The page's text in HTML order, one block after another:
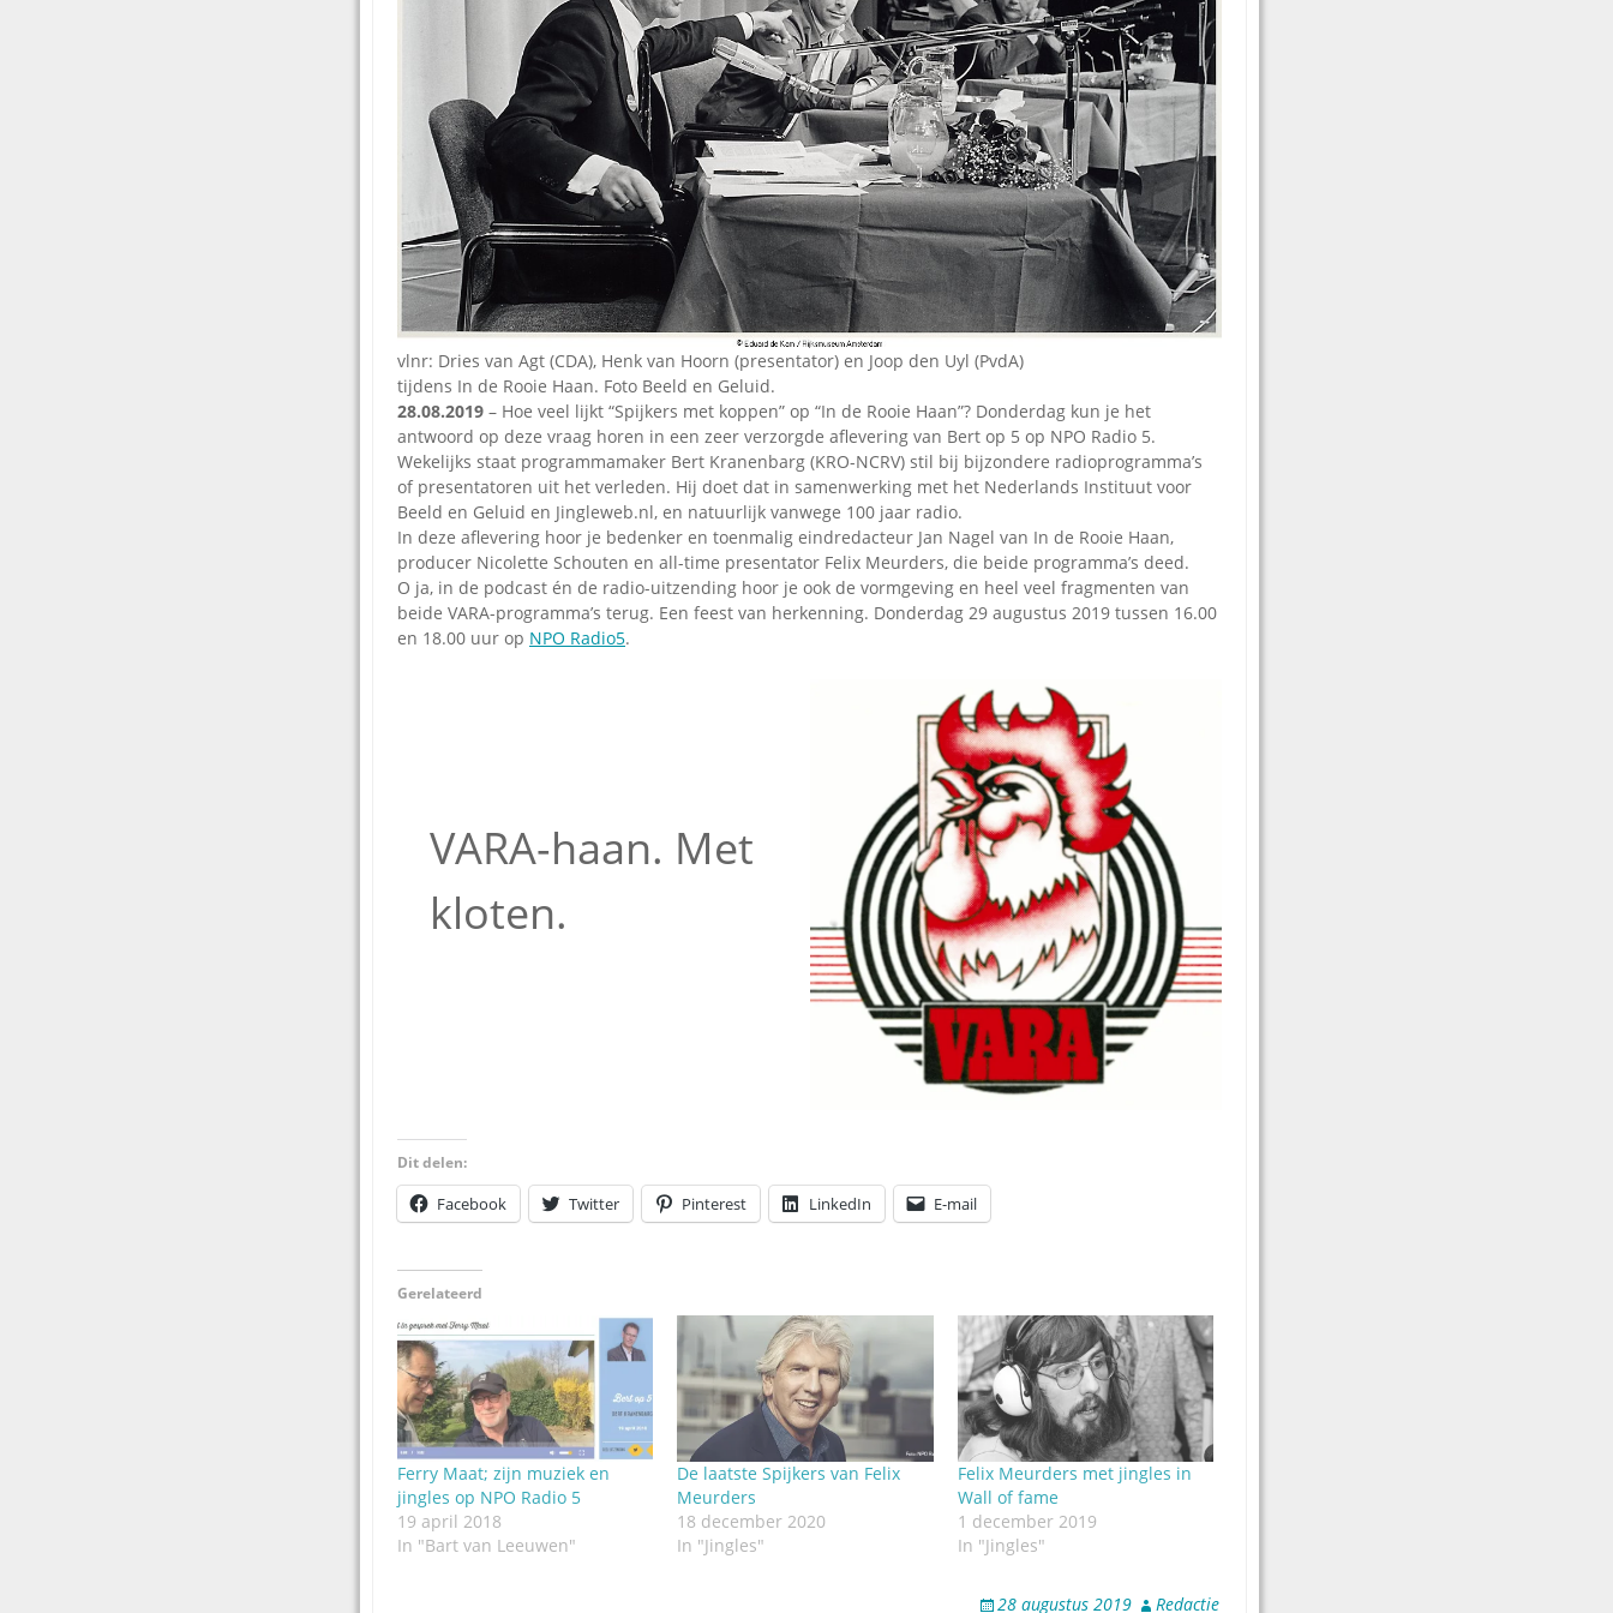
Omroepbanden
Stoomfluit Klaas
Vaak
Uitvinding
jinglecassette
vlnr: Dries van Agt (CDA), Henk van Hoorn (presentator) en Joop den Uyl (PvdA)
tijdens In de Rooie Haan. Foto Beeld en Geluid.
28.08.2019 – Hoe veel lijkt “Spijkers met koppen” op “In de Rooie Haan”? Donderdag kun je het
antwoord op deze vraag horen in een zeer verzorgde aflevering van Bert op 5 op NPO Radio 5.
Wekelijks staat programmamaker Bert Kranenbarg (KRO-NCRV) stil bij bijzondere radioprogramma’s
of presentatoren uit het verleden. Hij doet dat in samenwerking met het Nederlands Instituut voor
Beeld en Geluid en Jingleweb.nl, en natuurlijk vanwege 100 jaar radio.
In deze aflevering hoor je bedenker en toenmalig eindredacteur Jan Nagel van In de Rooie Haan,
producer Nicolette Schouten en all-time presentator Felix Meurders, die beide programma’s deed.
O ja, in de podcast én de radio-uitzending hoor je ook de vormgeving en heel veel fragmenten van
beide VARA-programma’s terug. Een feest van herkenning. Donderdag 29 augustus 2019 tussen 16.00
en 18.00 uur op NPO Radio5.
VARA-haan. Met
kloten.
Dit delen:
Facebook Twitter Pinterest LinkedIn E-mail
Gerelateerd
Ferry Maat; zijn muziek en
jingles op NPO Radio 5
19 april 2018
In "Bart van Leeuwen"
De laatste Spijkers van Felix
Meurders
18 december 2020
In "Jingles"
Felix Meurders met jingles in
Wall of fame
1 december 2019
In "Jingles"
28 augustus 2019 Redactie